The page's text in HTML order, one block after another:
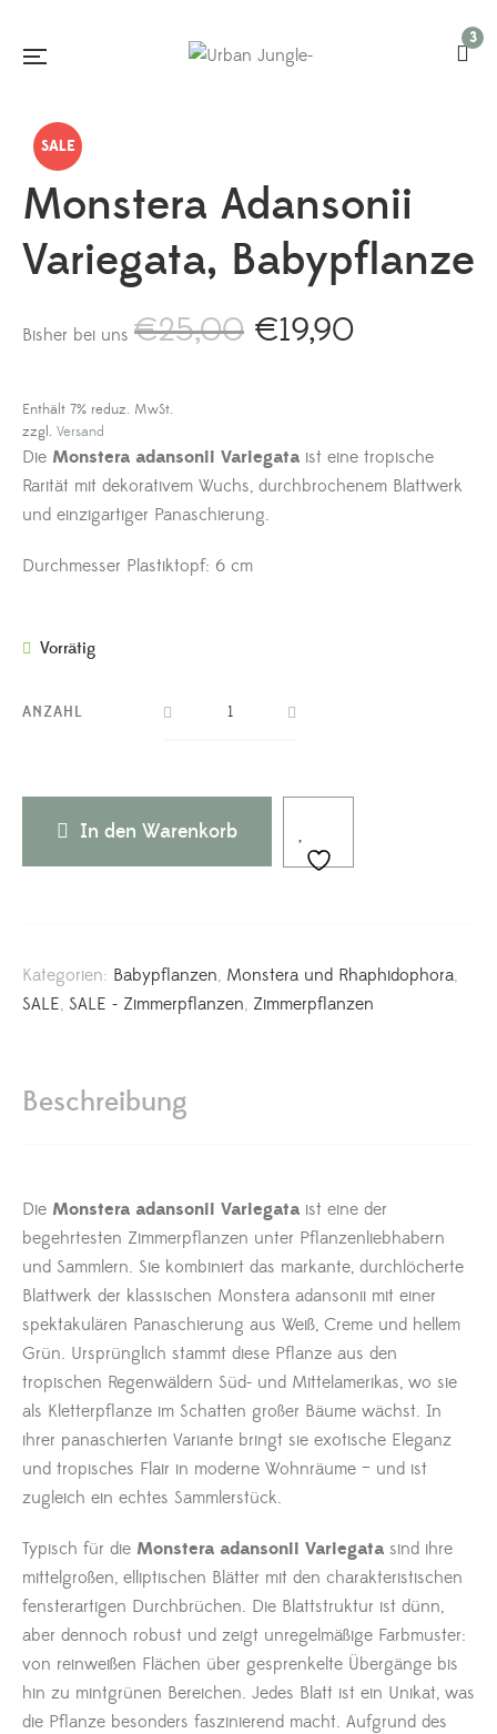
3
SALE
Monstera Adansonii
Variegata, Babypflanze
Bisher bei uns €25,00 Ursprünglicher
€19,90Aktueller
Enthält 7% reduz. MwSt.
zzgl. Versand
Die Monstera adansonii Variegata ist eine tropische
Rarität mit dekorativem Wuchs, durchbrochenem Blattwerk
und einzigartiger Panaschierung.
Durchmesser Plastiktopf: 6 cm
Vorrätig
ANZAHL
In den Warenkorb
Kategorien: Babypflanzen, Monstera und Rhaphidophora,
SALE, SALE - Zimmerpflanzen, Zimmerpflanzen
Beschreibung
Die Monstera adansonii Variegata ist eine der
begehrtesten Zimmerpflanzen unter Pflanzenliebhabern
und Sammlern. Sie kombiniert das markante, durchlöcherte
Blattwerk der klassischen Monstera adansonii mit einer
spektakulären Panaschierung aus Weiß, Creme und hellem
Grün. Ursprünglich stammt diese Pflanze aus den
tropischen Regenwäldern Süd- und Mittelamerikas, wo sie
als Kletterpflanze im Schatten großer Bäume wächst. In
ihrer panaschierten Variante bringt sie exotische Eleganz
und tropisches Flair in moderne Wohnräume – und ist
zugleich ein echtes Sammlerstück.
Typisch für die Monstera adansonii Variegata sind ihre
mittelgroßen, elliptischen Blätter mit den charakteristischen
fensterartigen Durchbrüchen. Die Blattstruktur ist dünn,
aber dennoch robust und zeigt unregelmäßige Farbmuster:
von reinweißen Flächen über gesprenkelte Übergänge bis
hin zu mintgrünen Bereichen. Jedes Blatt ist ein Unikat, was
die Pflanze besonders faszinierend macht. Aufgrund des